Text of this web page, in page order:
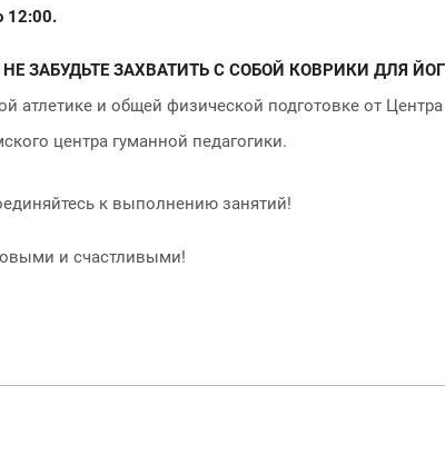
12:00.
НЕ ЗАБУДЬТЕ ЗАХВАТИТЬ С СОБОЙ КОВРИКИ ДЛЯ
атлетике и общей физической подготовке от
центра гуманной педагогики.
к выполнению занятий!
и счастливыми!